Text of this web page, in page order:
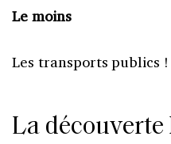
Le moins
Les transports publics !
La